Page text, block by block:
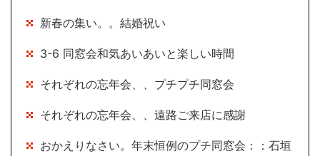
新春の集い。。結婚祝い
3-6 同窓会和気あいあいと楽しい時間
それぞれの忘年会、、プチプチ同窓会
それぞれの忘年会、、遠路ご来店に感謝
おかえりなさい。年末恒例のプチ同窓会：：石垣